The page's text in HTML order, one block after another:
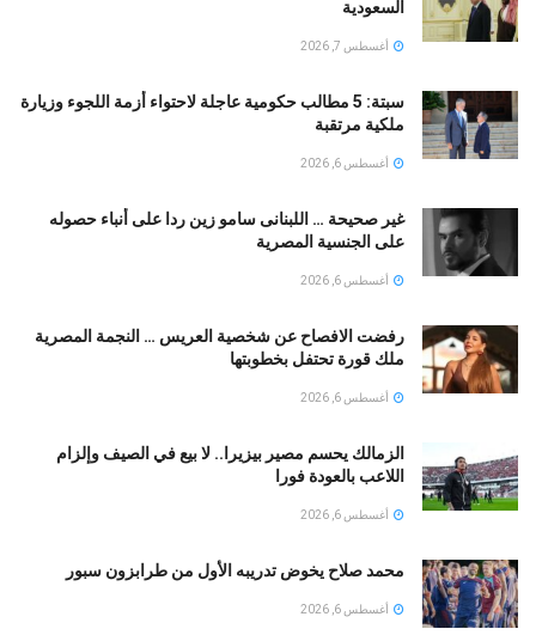
السعودية
أغسطس 7, 2026
سبتة: 5 مطالب حكومية عاجلة لاحتواء أزمة اللجوء وزيارة
ملكية مرتقبة
أغسطس 6, 2026
غير صحيحة … اللبنانى سامو زين ردا على أنباء حصوله
على الجنسية المصرية
أغسطس 6, 2026
رفضت الافصاح عن شخصية العريس … النجمة المصرية
ملك قورة تحتفل بخطوبتها
أغسطس 6, 2026
الزمالك يحسم مصير بيزيرا.. لا بيع في الصيف وإلزام
اللاعب بالعودة فورا
أغسطس 6, 2026
محمد صلاح يخوض تدريبه الأول من طرابزون سبور
أغسطس 6, 2026